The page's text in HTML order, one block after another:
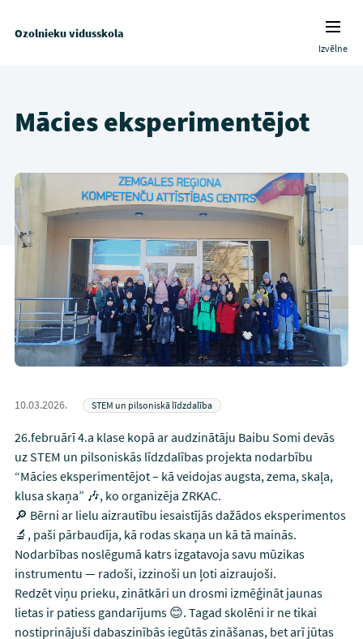
Ozolnieku vidusskola
Izvēlne
Mācies eksperimentējot
10.03.2026. STEM un pilsoniskā līdzdalība
26.februārī 4.a klase kopā ar audzinātāju Baibu Somi devās
uz STEM un pilsoniskās līdzdalības projekta nodarbību
“Mācies eksperimentējot – kā veidojas augsta, zema, skaļa,
klusa skaņa” 🎶, ko organizēja ZRKAC.
🔎 Bērni ar lielu aizrautību iesaistījās dažādos eksperimentos
🔬, paši pārbaudīja, kā rodas skaņa un kā tā mainās.
Nodarbības noslēgumā katrs izgatavoja savu mūzikas
instrumentu — radoši, izzinoši un ļoti aizraujoši.
Redzēt viņu prieku, zinātkāri un drosmi izmēģināt jaunas
lietas ir patiess gandarījums 😊. Tagad skolēni ir ne tikai
nostiprinājuši dabaszinībās iegūtās zināšanas, bet arī jūtas